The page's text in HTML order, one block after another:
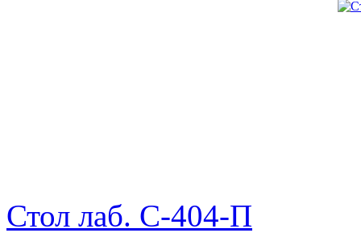
Стол лаб. С-404-П